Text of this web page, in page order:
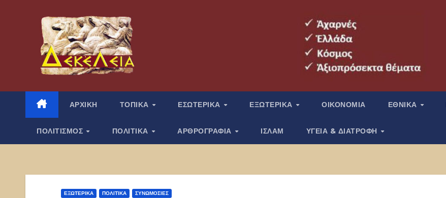
περιεχόμενο
ΑΡΧΙΚΗ ΤΟΠΙΚΑ ΕΣΩΤΕΡΙΚΑ ΕΞΩΤΕΡΙΚΑ ΟΙΚΟΝΟΜΙΑ ΕΘΝΙΚΑ
ΠΟΛΙΤΙΣΜΟΣ ΠΟΛΙΤΙΚΑ ΑΡΘΡΟΓΡΑΦΙΑ ΙΣΛΑΜ ΥΓΕΙΑ & ΔΙΑΤΡΟΦΗ
ΕΞΩΤΕΡΙΚΑ ΠΟΛΙΤΙΚΑ ΣΥΝΩΜΟΣΊΕΣ